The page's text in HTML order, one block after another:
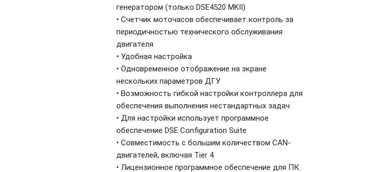
генератором (только DSE4520 MKII)
• Счетчик моточасов обеспечивает контроль за
периодичностью технического обслуживания
двигателя
• Удобная настройка
• Одновременное отображение на экране
нескольких параметров ДГУ
• Возможность гибкой настройки контроллера для
обеспечения выполнения нестандартных задач
• Для настройки использует программное
обеспечение DSE Configuration Suite
• Совместимость с большим количеством CAN-
двигателей, включая Tier 4
• Лицензионное программное обеспечение для ПК.